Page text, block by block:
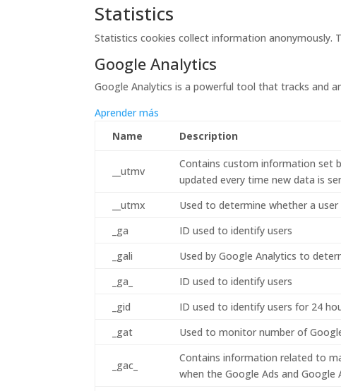
Statistics
Statistics cookies collect information anonymously.
Google Analytics
Google Analytics is a powerful tool that tracks and
Aprender más
Name
Description
__utmv
Contains custom information set
updated every time new data is
__utmx
Used to determine whether a
_ga
ID used to identify users
_gali
Used by Google Analytics to
_ga_
ID used to identify users
_gid
ID used to identify users for 24
_gat
Used to monitor number of
_gac_
Contains information related to
when the Google Ads and